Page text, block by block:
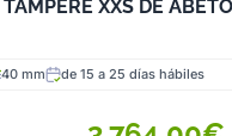
XXS DE
40 mm de 15 a 25 días hábiles